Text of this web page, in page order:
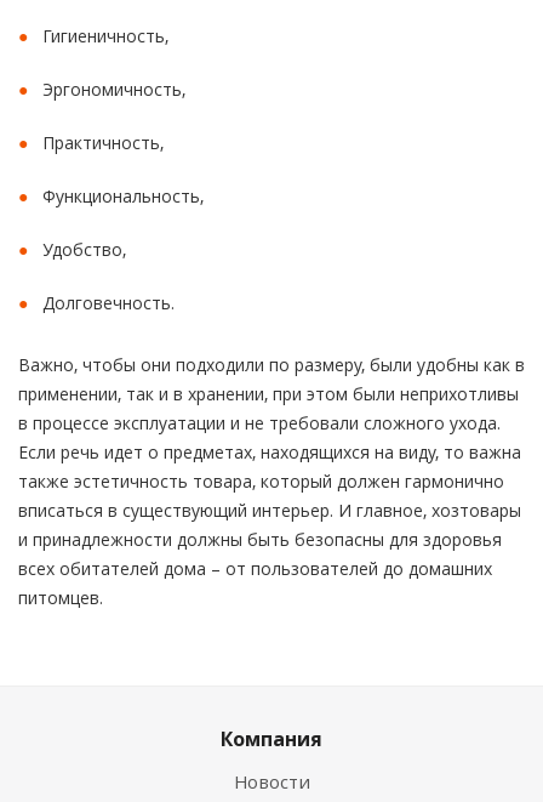
Гигиеничность,
Эргономичность,
Практичность,
Функциональность,
Удобство,
Долговечность.
Важно, чтобы они подходили по размеру, были удобны как в
применении, так и в хранении, при этом были неприхотливы
в процессе эксплуатации и не требовали сложного ухода.
Если речь идет о предметах, находящихся на виду, то важна
также эстетичность товара, который должен гармонично
вписаться в существующий интерьер. И главное, хозтовары
и принадлежности должны быть безопасны для здоровья
всех обитателей дома – от пользователей до домашних
питомцев.
Компания
Новости